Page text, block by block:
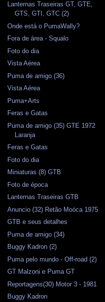
Lanternas Traseiras GT, GTE,
GTS, GTI, GTC (2)
Onde está o PumaWally?
Fora de área - Squalo
Foto do dia
Vista Aérea
Puma de amigo (36)
Vista Aérea
Puma+Arts
Feras e Gatas
Puma de amigo (35) GTE 1972
Laranja
Feras e Gatas
Foto do dia
Miniaturas (8) GTB
Foto de época
Lanternas Traseiras GTB
Anuncio (32) Retão Moóca 1975
GTB e seus detalhes
Puma de amigo (34)
Buggy Kadron (2)
Puma pelo mundo - Off-road (2)
GT Malzoni e Puma GT
Reportagens(30) Motor 3 - 1981
Buggy Kadron